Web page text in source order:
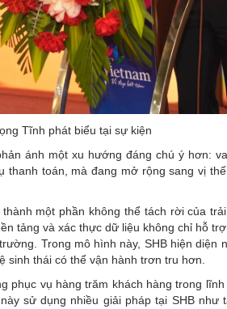
Tĩnh phát biểu tại sự kiện
ánh một xu hướng đáng chú ý hơn:
toán, mà đang mở rộng sang vị
một phần không thể tách rời của
tảng và xác thực dữ liệu không chỉ hỗ
Trong mô hình này, SHB hiện diện
sinh thái có thể vận hành trơn tru hơn.
phục vụ hàng trăm khách hàng trong
sử dụng nhiều giải pháp tại SHB như